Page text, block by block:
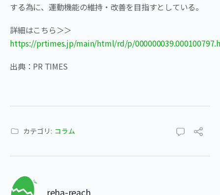
する為に、運動機能の維持・改善を⽬指すとしている。
詳細はこちら＞＞
https://prtimes.jp/main/html/rd/p/
出典：PR TIMES
カテゴリ: コラム
reha-reach